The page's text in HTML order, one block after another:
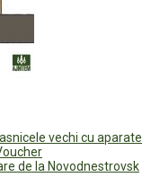
vechi cu aparate
de la Novodnestrovsk